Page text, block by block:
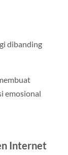
dibanding
emosional
Internet